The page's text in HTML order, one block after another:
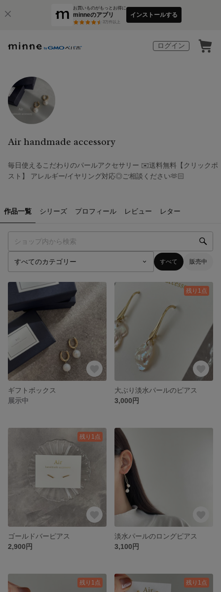
お買いものがもっとお得に
minneのアプリ
3万件以上
インストールする
ログイン
Air handmade accessory
毎日使えるこだわりのパールアクセサリー ✉️送料無料【クリックポ
スト】 アレルギー/イヤリング対応◎ご相談ください🫶🏻
作品一覧 シリーズ プロフィール レビュー レター
すべて 販売中
ギフトボックス
展示中
残り1点
大ぶり淡水パールのピアス
3,000円
残り1点
ゴールドバーピアス
2,900円
淡水パールのロングピアス
3,100円
残り1点 残り1点